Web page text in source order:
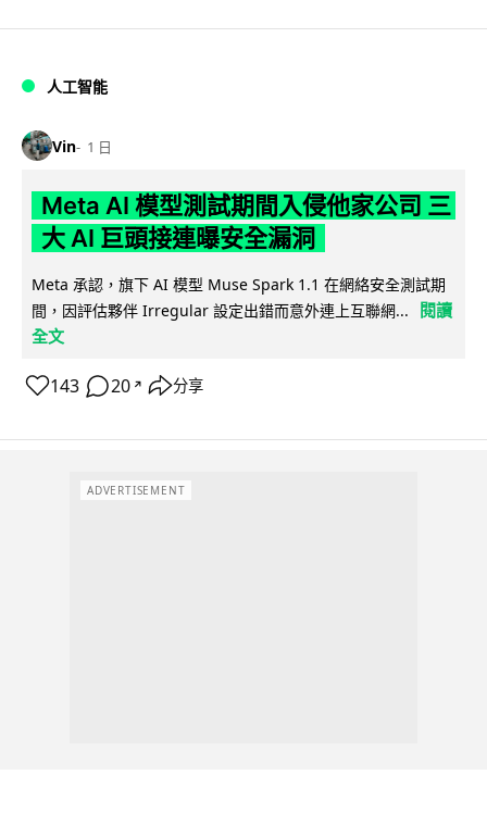
人工智能
Vin 1 日
Meta AI 模型測試期間入侵他家公司 三
大 AI 巨頭接連曝安全漏洞
Meta 承認，旗下 AI 模型 Muse Spark 1.1 在網絡安全測試期
間，因評估夥伴 Irregular 設定出錯而意外連上互聯網...
閱讀
全文
143 20 ↗ 分享
ADVERTISEMENT